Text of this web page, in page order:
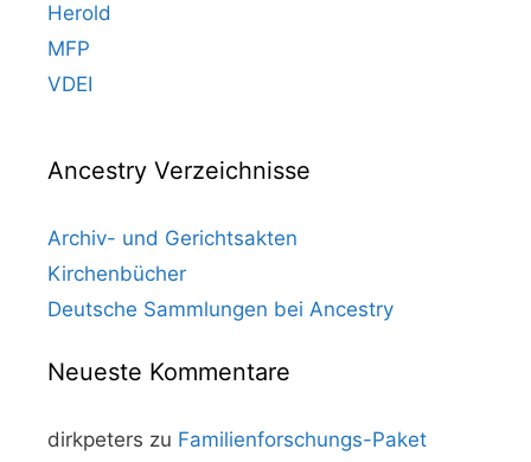
Herold
MFP
VDEI
Ancestry Verzeichnisse
Archiv- und Gerichtsakten
Kirchenbücher
Deutsche Sammlungen bei Ancestry
Neueste Kommentare
dirkpeters zu Familienforschungs-Paket